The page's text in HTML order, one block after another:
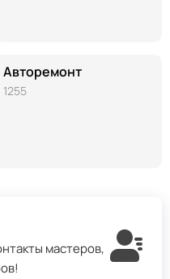
Авторемонт
1255
мастеров,